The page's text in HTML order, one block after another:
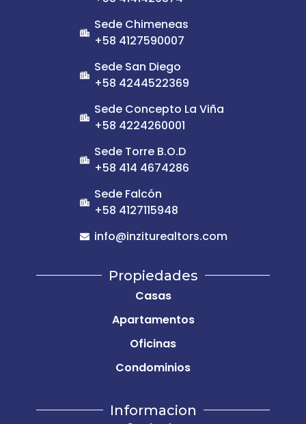
Sede Chimeneas
+58 4127590007
Sede San Diego
+58 4244522369
Sede Concepto La Viña
+58 4224260001
Sede Torre B.O.D
+58 414 4674286
Sede Falcón
+58 4127115948
info@inziturealtors.com
Propiedades
Casas
Apartamentos
Oficinas
Condominios
Informacion